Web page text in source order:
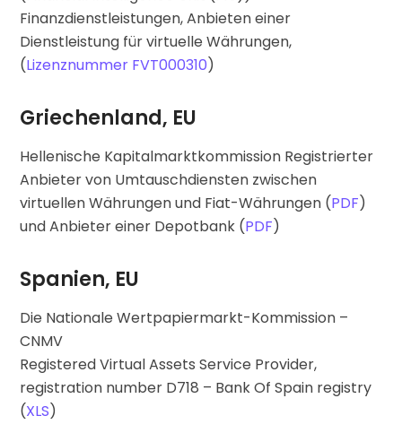
Finanzdienstleistungen, Anbieten einer
Dienstleistung für virtuelle Währungen,
(Lizenznummer FVT000310)
Griechenland, EU
Hellenische Kapitalmarktkommission Registrierter
Anbieter von Umtauschdiensten zwischen
virtuellen Währungen und Fiat-Währungen (PDF)
und Anbieter einer Depotbank (PDF)
Spanien, EU
Die Nationale Wertpapiermarkt-Kommission –
CNMV
Registered Virtual Assets Service Provider,
registration number D718 – Bank Of Spain registry
(XLS)